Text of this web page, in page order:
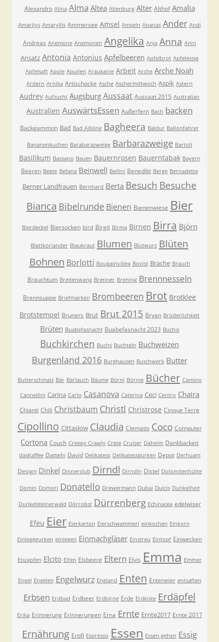
Alexandro Alina Alma Altea Altenburg Alter Althof Amalia
Amarilys Amaryllis Ammersee Amsel Amseln Ananas Ander Andi
Andreas Anemone Anemonen Angelika Anja Anna Anni
Ansatz Antonia Antonius Apfelbeeren Apfelbrot Apfelessig
Apfelsaft Apple Apulien Araukanie Arbeit Arche Arche Noah
Ardern Arnika Artischocke Asche Aschermittwoch Aspik Astern
Audrey Aufzucht Augsburg Aussaat Aussaat 2015 Australian
Australien AuswärtsEssen Außerfern Bach backen
Backgammon Bad Bad Aibling Bagheera Baldur Ballonfahrer
Bananenkuchen Barabarazweige Barbarazweige Bartoli
Basilikum Bassano Bauen Bauernrosen Bauerntabak Bayern
Beeren Beete Befana Beinwell Bellini Benedikt Berge Bernadette
Berner Landfrauen Bernhard Berta Besuch Besuche
Bianca Bibelrunde Bienen Bienenwiese Bier
Bierdeckel Biersocken bird Birgit Birma Birnen Birra Björn
Blattkoriander Blaukraut Blumen Blutwurz Blüten
Bohnen Borlotti Bougainvillea Bovist Brache Brauch
Brauchtum Breitenwang Brenner Brennig Brennnesseln
Brennsuppe Briefmarken Brombeeren Brot Brotklee
Brotstempel Bruners Brut Brut 2015 Bryan Brüderlichkeit
Brüten Buabefasnacht Buabefasnacht 2023 Buchis
Buchkirchen Buchs Buchteln Buchweizen
Burgenland 2016 Burghausen Buschwerk Butter
Butterschmalz Bär Bärlauch Bäume Börni Börnie Bücher Camino
Cannellini Carina Carlo Casanova Caterina Ceci Centro Chaira
Chianti Chili Christbaum Christl Christrose Cinque Terre
Cipollino Cittaslow Claudia Clematis Coco Computer
Cortona Couch Creepy Crawly Crete Cruiser Daheim Dankbarkeit
dasKaffee Datteln David Delikatess Delikatessgurken Depot Derhuam
Design Dinkel Dinnerclub Dirndl Dirndln Distel Dolomitenhütte
Domin Domori Donatello Drewermann Dubai Dulcis Dunkelheit
Dunkelsteinerwald Dörrobst Dürrenberg Echinacea edelwiser
Efeu Eier Eierkarton Eierschwammerl einkochen Einkorn
Einlegegurken einlegen Einmachgläser Einstreu Eintopf Einwecken
Eiszapfen Elcito Elfen Elsbeere Eltern Elvis Emma Emmer
Engel Engelen Engelwurz England Enten Enteneier entsaften
Erbsen Erdbad Erdbeer Erdbirne Erde Erdkiste Erdäpfel
Erika Erinnerung Erinnerungen Erna Ernte Ernte2017 Ernte 2017
Ernährung Erpfi Espresso Essen Essen gehen Essig